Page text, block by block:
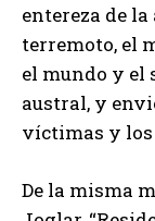
entereza de
terremoto, el
el mundo y el
austral, y
víctimas y los
De la misma